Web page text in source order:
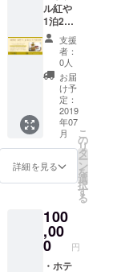
オリジ
ナルス
テッ
カー ・
お礼状
にて展
示させ
て頂き
ます) ・
諏訪湖
カヤッ
クツ
アーご
招待券4
枚 ・諏
訪湖カ
ヤック
オリジ
お礼状
ル紅や
1泊2日
ペア宿
泊券 ・
諏訪湖
カヤッ
クプロ
モー
ション
動画に
てサン
クスク
レジッ
ト掲載
・諏訪
ヤック
受付展
示用寄
贈プ
レート
支援
者：
0人
お届
け予
定：
2019
年07
月
詳細を見る
こ
の
リ
タ
ー
ン
を
選
択
す
る
100
,00
0 円
・ホテ